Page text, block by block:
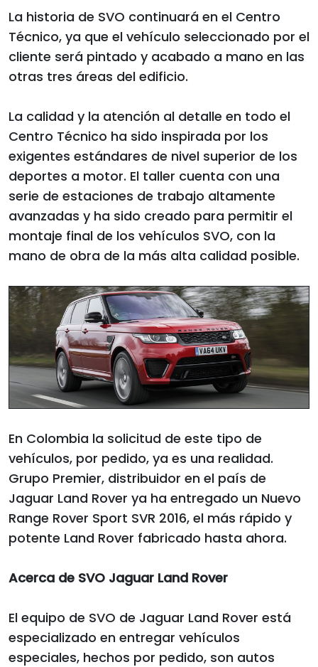
La historia de SVO continuará en el Centro
Técnico, ya que el vehículo seleccionado por el
cliente será pintado y acabado a mano en las
otras tres áreas del edificio.
La calidad y la atención al detalle en todo el
Centro Técnico ha sido inspirada por los
exigentes estándares de nivel superior de los
deportes a motor. El taller cuenta con una
serie de estaciones de trabajo altamente
avanzadas y ha sido creado para permitir el
montaje final de los vehículos SVO, con la
mano de obra de la más alta calidad posible.
En Colombia la solicitud de este tipo de
vehículos, por pedido, ya es una realidad.
Grupo Premier, distribuidor en el país de
Jaguar Land Rover ya ha entregado un Nuevo
Range Rover Sport SVR 2016, el más rápido y
potente Land Rover fabricado hasta ahora.
Acerca de SVO Jaguar Land Rover
El equipo de SVO de Jaguar Land Rover está
especializado en entregar vehículos
especiales, hechos por pedido, son autos